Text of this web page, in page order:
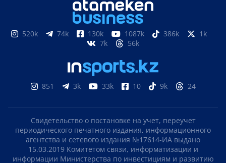
520k 74k 130k 1087k 386k
1k
7k
56k
851 3k 33k 10 9k 24
Свидетельство о постановке на учет, переучет
периодического печатного издания, информационного
агентства и сетевого издания №17614-ИА выдано
15.03.2019 Комитетом связи, информатизации и
информации Министерства по инвестициям и развитию